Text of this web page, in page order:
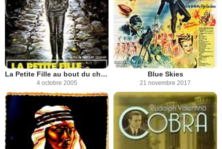
La Petite Fille au bout du chemin
4 octobre 2005
Blue Skies
21 novembre 2017